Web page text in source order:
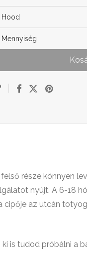
Hood
Mennyiség
része könnyen
nyújt. A 6-18
cipője az utcán
is tudod próbálni a